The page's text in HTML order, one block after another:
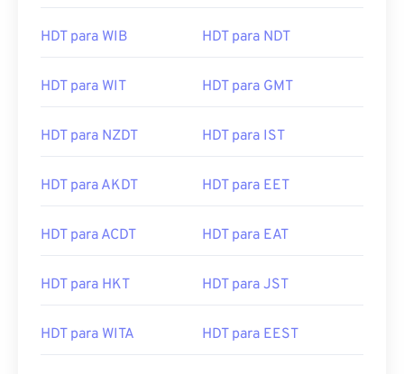
HDT para WIB HDT para NDT
HDT para WIT HDT para GMT
HDT para NZDT HDT para IST
HDT para AKDT HDT para EET
HDT para ACDT HDT para EAT
HDT para HKT HDT para JST
HDT para WITA HDT para EEST